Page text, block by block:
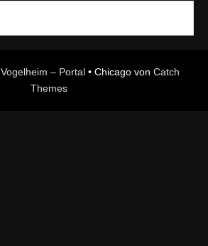
Vogelheim – Portal• Chicago von Catch
Themes